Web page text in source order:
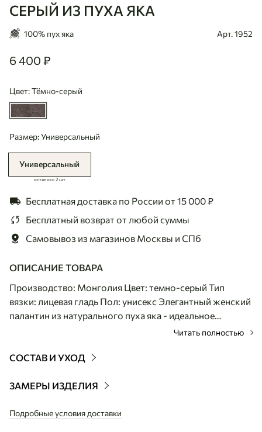
СЕРЫЙ ИЗ ПУХА ЯКА
100% пух яка Арт. 1952
6400
6 400 ₽
Цвет: Тёмно-серый
Размер: Универсальный
Универсальный
осталось 2 шт
Бесплатная доставка по России от 15 000 ₽
Бесплатный возвратот любой суммы
Самовывоз из магазинов Москвы и СПб
ОПИСАНИЕ ТОВАРА
Производство: Монголия Цвет: темно-серый Тип
вязки: лицевая гладь Пол: унисекс Элегантный женский
палантин из натурального пуха яка - идеальное
сочетание утонченного стиля и повседневного
мягко струится и красиво драпируется на плечах,
свободу движений. Главная изюминка дизайна -
аккуратной трикотажной каймой по краям, которая
Читать полностью
СОСТАВ И УХОД
ЗАМЕРЫ ИЗДЕЛИЯ
Подробные условия доставки